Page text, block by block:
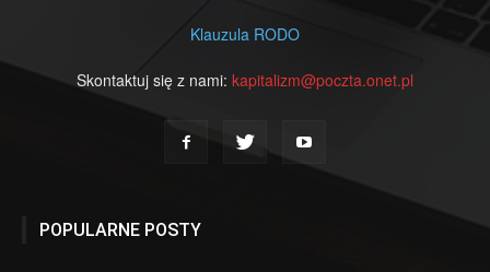
Klauzula RODO
Skontaktuj się z nami: kapitalizm@poczta.onet.pl
POPULARNE POSTY